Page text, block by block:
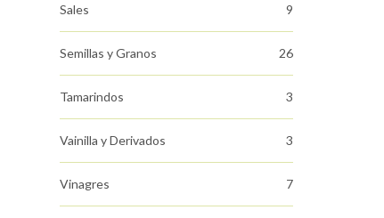
Sales 9
Semillas y Granos 26
Tamarindos 3
Vainilla y Derivados 3
Vinagres 7